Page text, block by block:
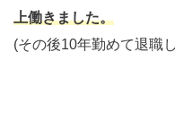
上働きました。
(その後10年勤めて退職